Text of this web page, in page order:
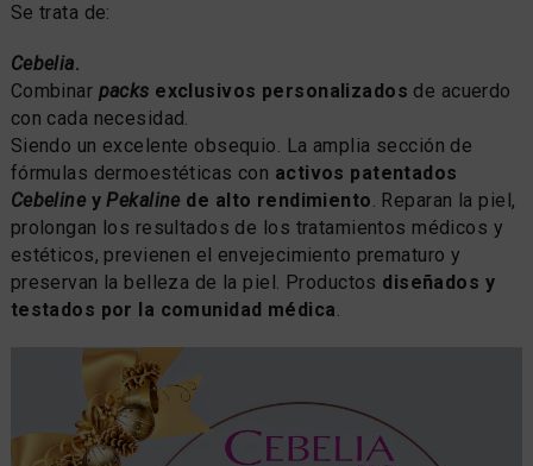
Se trata de:
Cebelia.
Combinar packs exclusivos personalizados de acuerdo
con cada necesidad.
Siendo un excelente obsequio. La amplia sección de
fórmulas dermoestéticas con activos patentados
Cebeline yPekaline de alto rendimiento. Reparan la piel,
prolongan los resultados de los tratamientos médicos y
estéticos, previenen el envejecimiento prematuro y
preservan la belleza de la piel. Productos diseñados y
testados por la comunidad médica.